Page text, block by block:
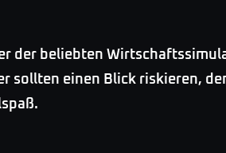
der beliebten
sollten einen Blick riskieren,